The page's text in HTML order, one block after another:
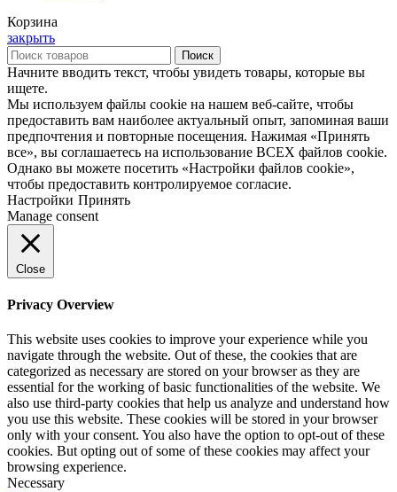
Корзина
закрыть
Поиск
Начните вводить текст, чтобы увидеть товары, которые вы
ищете.
Мы используем файлы cookie на нашем веб-сайте, чтобы
предоставить вам наиболее актуальный опыт, запоминая ваши
предпочтения и повторные посещения. Нажимая «Принять
все», вы соглашаетесь на использование ВСЕХ файлов cookie.
Однако вы можете посетить «Настройки файлов cookie»,
чтобы предоставить контролируемое согласие.
Настройки Принять
Manage consent
Close
Privacy Overview
This website uses cookies to improve your experience while you
navigate through the website. Out of these, the cookies that are
categorized as necessary are stored on your browser as they are
essential for the working of basic functionalities of the website. We
also use third-party cookies that help us analyze and understand how
you use this website. These cookies will be stored in your browser
only with your consent. You also have the option to opt-out of these
cookies. But opting out of some of these cookies may affect your
browsing experience.
Necessary